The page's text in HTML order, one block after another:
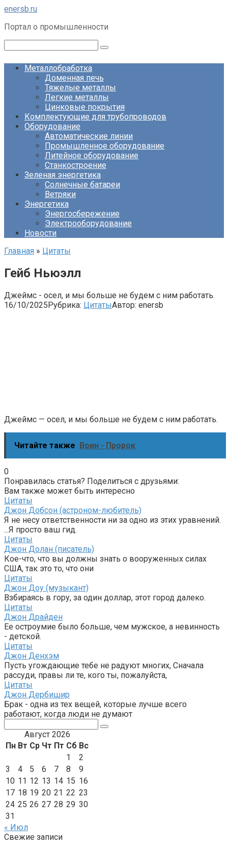
Перейти
контенту
enersb.ru
Портал о промышленности
Металлобработка
Доменная печь
Тяжелые металлы
Легкие металлы
Цинковые покрытия
Комплектующие для трубопроводов
Оборудование
Автоматические линии
Промышленное оборудование
Литейное оборудование
Станкостроение
Зеленая энергетика
Солнечные батареи
Ветряки
Энергетика
Энергосбережение
Электрооборудование
Новости
Главная » Цитаты
Гейб Ньюэлл
Джеймс - осел, и мы больше не будем с ним работать.
16/10/2025Рубрика: ЦитатыАвтор: enersb
Джеймс — осел, и мы больше не будем с ним работать.
Читайте также Воин - Пророк
0
Понравилась статья? Поделиться с друзьями:
Вам также может быть интересно
Цитаты
Джон Добсон (астроном-любитель)
Я не несу ответственности ни за одно из этих уравнений.
...Я просто ваш гид.
Цитаты
Джон Долан (писатель)
Кое-что, что вы должны знать о вооруженных силах
США, так это то, что они
Цитаты
Джон Доу (музыкант)
Взбираясь в гору, за один доллар, этот город далеко.
Цитаты
Джон Драйден
Ее остроумие было больше, чем мужское, а невинность
- детской.
Цитаты
Джон Денхэм
Пусть угождающие тебе не радуют многих, Сначала
рассуди, правы ли те, кого ты, пожалуйста,
Цитаты
Джон Дербишир
Брак - одна из тех вещей, которые лучше всего
работают, когда люди не думают
Август 2026
Пн Вт Ср Чт Пт Сб Вс
1
2
3
4 5 6 7 8
9
10 11 12 13 14 15 16
17 18 19 20 21 22 23
24 25 26 27 28 29 30
31
« Июл
Свежие записи